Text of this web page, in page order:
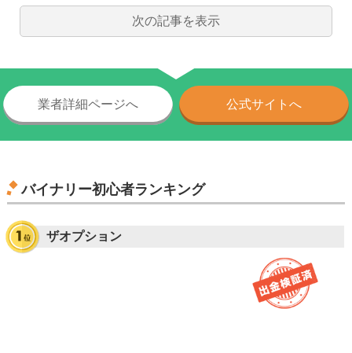
次の記事を表示
業者詳細ページへ 公式サイトへ
バイナリー初心者ランキング
ザオプション